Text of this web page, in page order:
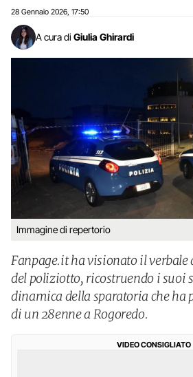
28 Gennaio 2026 17:50
A cura di Giulia Ghirardi
Immagine di repertorio
Fanpage.it ha visionato il
del poliziotto, ricostruendo i suoi
dinamica della sparatoria che ha
di un 28enne a Rogoredo.
VIDEO CONSIGLIATO